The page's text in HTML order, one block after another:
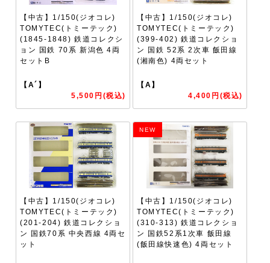
【中古】1/150(ジオコレ)
TOMYTEC(トミーテック)
(1845-1848) 鉄道コレクシ
ョン 国鉄 70系 新潟色 4両
セットB
【A´】
5,500円(税込)
【中古】1/150(ジオコレ)
TOMYTEC(トミーテック)
(399-402) 鉄道コレクショ
ン 国鉄 52系 2次車 飯田線
(湘南色) 4両セット
【A】
4,400円(税込)
【中古】1/150(ジオコレ)
TOMYTEC(トミーテック)
(201-204) 鉄道コレクショ
ン 国鉄70系 中央西線 4両セ
ット
NEW
【中古】1/150(ジオコレ)
TOMYTEC(トミーテック)
(310-313) 鉄道コレクショ
ン 国鉄52系1次車 飯田線
(飯田線快速色) 4両セット